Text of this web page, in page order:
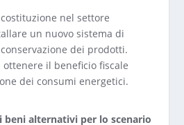
nel settore
un nuovo sistema di
dei prodotti.
ottenere il beneficio fiscale
dei consumi energetici.
beni alternativi per lo scenario